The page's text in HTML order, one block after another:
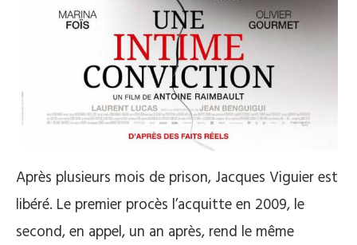
Après plusieurs mois de prison, Jacques Viguier est
libéré. Le premier procès l’acquitte en 2009, le
second, en appel, un an après, rend le même